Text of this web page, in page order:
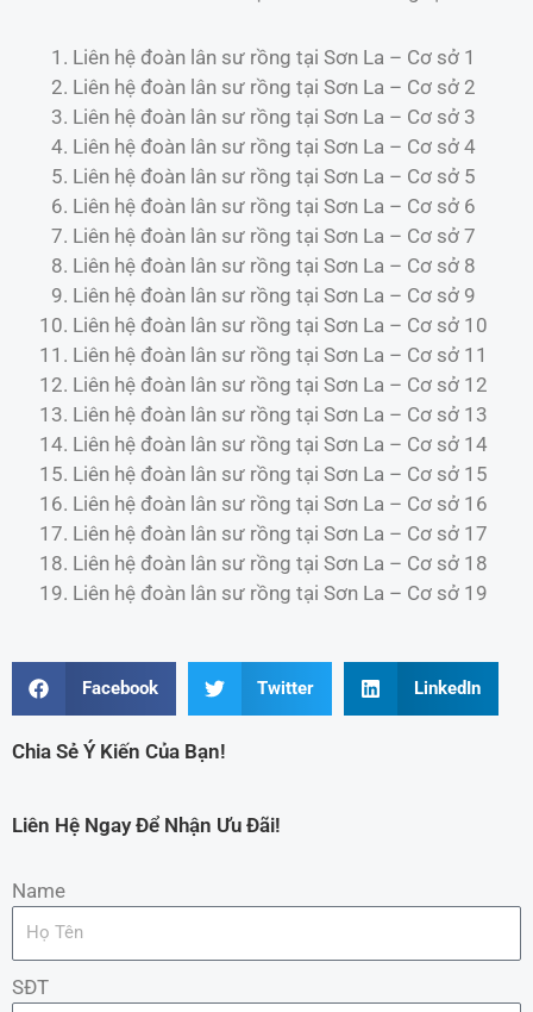
Liên hệ đoàn lân sư rồng tại Sơn La – Cơ sở 1
Liên hệ đoàn lân sư rồng tại Sơn La – Cơ sở 2
Liên hệ đoàn lân sư rồng tại Sơn La – Cơ sở 3
Liên hệ đoàn lân sư rồng tại Sơn La – Cơ sở 4
Liên hệ đoàn lân sư rồng tại Sơn La – Cơ sở 5
Liên hệ đoàn lân sư rồng tại Sơn La – Cơ sở 6
Liên hệ đoàn lân sư rồng tại Sơn La – Cơ sở 7
Liên hệ đoàn lân sư rồng tại Sơn La – Cơ sở 8
Liên hệ đoàn lân sư rồng tại Sơn La – Cơ sở 9
Liên hệ đoàn lân sư rồng tại Sơn La – Cơ sở 10
Liên hệ đoàn lân sư rồng tại Sơn La – Cơ sở 11
Liên hệ đoàn lân sư rồng tại Sơn La – Cơ sở 12
Liên hệ đoàn lân sư rồng tại Sơn La – Cơ sở 13
Liên hệ đoàn lân sư rồng tại Sơn La – Cơ sở 14
Liên hệ đoàn lân sư rồng tại Sơn La – Cơ sở 15
Liên hệ đoàn lân sư rồng tại Sơn La – Cơ sở 16
Liên hệ đoàn lân sư rồng tại Sơn La – Cơ sở 17
Liên hệ đoàn lân sư rồng tại Sơn La – Cơ sở 18
Liên hệ đoàn lân sư rồng tại Sơn La – Cơ sở 19
Facebook Twitter LinkedIn
Chia Sẻ Ý Kiến Của Bạn!
Liên Hệ Ngay Để Nhận Ưu Đãi!
Name
SĐT